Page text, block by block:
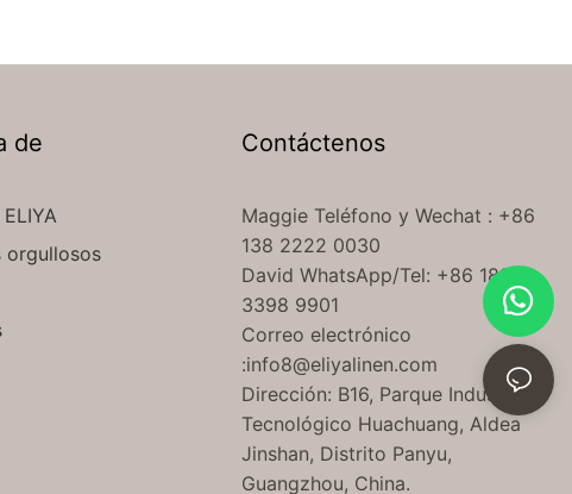
de
orgullosos
Contáctenos
Maggie Teléfonoy Wechat : +86
138 2222 0030
David WhatsApp/Tel: +86 189
3398 9901
Correo electrónico
:info8@eliyalinen.com
Dirección: B16, Parque Industrial
Tecnológico Huachuang, Aldea
Jinshan, Distrito Panyu,
Guangzhou, China.